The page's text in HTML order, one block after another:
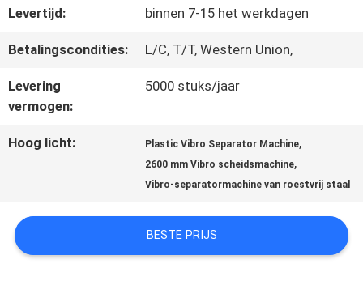
CONTACTEER
ONS
VERZOEK
CITAAT
Levertijd: binnen 7-15 het werkdagen
Betalingscondities: L/C, T/T, Western Union,
Levering
vermogen:
5000 stuks/jaar
Hoog licht: Plastic Vibro Separator Machine,
2600 mm Vibro scheidsmachine,
Vibro-separatormachine van roestvrij staal
BESTE PRIJS